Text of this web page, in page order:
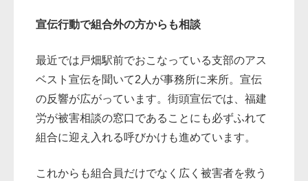
宣伝行動で組合外の方からも相談
最近では戸畑駅前でおこなっている支部のアス
ベスト宣伝を聞いて2人が事務所に来所。宣伝
の反響が広がっています。街頭宣伝では、福建
労が被害相談の窓口であることにも必ずふれて
組合に迎え入れる呼びかけも進めています。
これからも組合員だけでなく広く被害者を救う